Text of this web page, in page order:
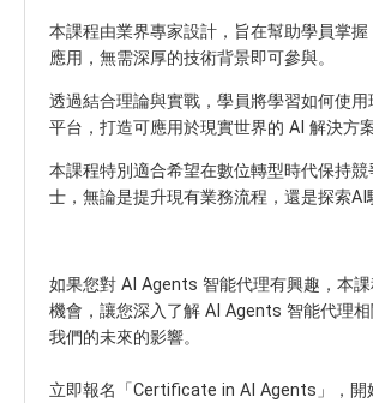
本課程由業界專家設計，旨在幫助學員掌握
應用，無需深厚的技術背景即可參與。
透過結合理論與實戰，學員將學習如何使
平台，打造可應用於現實世界的 AI 解決方案
本課程特別適合希望在數位轉型時代保持競
士，無論是提升現有業務流程，還是探索AI
如果您對 AI Agents 智能代理有興趣，本
機會，讓您深入了解 AI Agents 智能代理
我們的未來的影響。
立即報名「Certificate in AI Agents」，開